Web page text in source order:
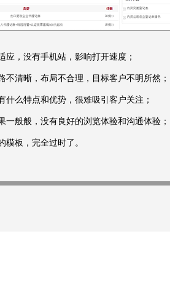
，没有手机站，影响打开速度；
清晰，布局不合理，目标客户不明所然；
么特点和优势，很难吸引客户关注；
般般，没有良好的浏览体验和沟通体验；
板，完全过时了。